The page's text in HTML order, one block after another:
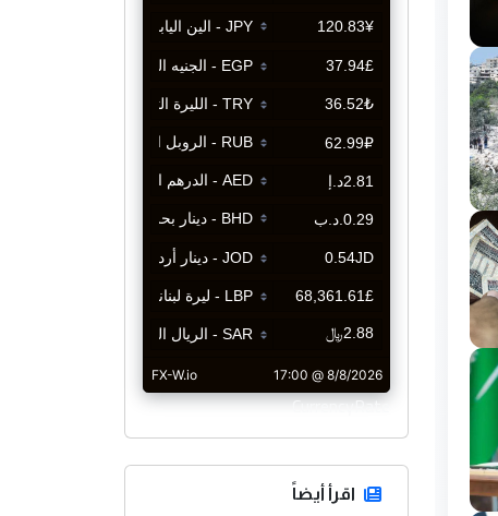
CurrencyRate
اقرأ أيضاً